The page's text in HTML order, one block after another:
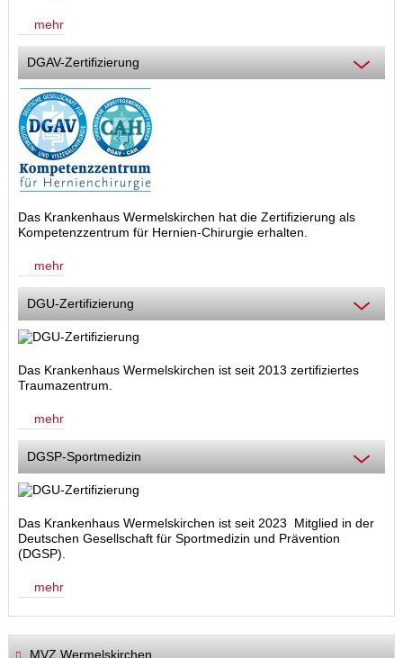
mehr
DGAV-Zertifizierung
Das Krankenhaus Wermelskirchen hat die Zertifizierung als
Kompetenzzentrum für Hernien-Chirurgie erhalten.
mehr
DGU-Zertifizierung
Das Krankenhaus Wermelskirchen ist seit 2013 zertifiziertes
Traumazentrum.
mehr
DGSP-Sportmedizin
Das Krankenhaus Wermelskirchen ist seit 2023 Mitglied in der
Deutschen Gesellschaft für Sportmedizin und Prävention
(DGSP).
mehr
MVZ Wermelskirchen